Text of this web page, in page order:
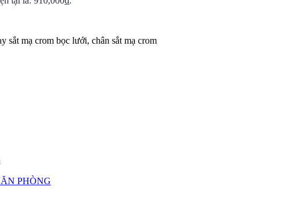
sắt mạ crom bọc lưới, chân sắt mạ crom
PHÒNG